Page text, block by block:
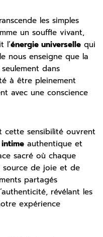
les simples
un souffle vivant,
l’énergie universelle qui
nous enseigne que la
dans
à être pleinement
avec une conscience
cette sensibilité ouvrent
authentique et
sacré où chaque
source de joie et de
partagés
révélant les
expérience